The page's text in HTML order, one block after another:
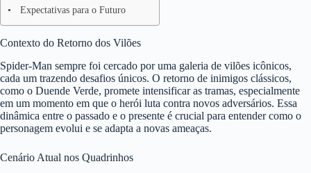
Expectativas para o Futuro
Contexto do Retorno dos Vilões
Spider-Man sempre foi cercado por uma galeria de vilões icônicos,
cada um trazendo desafios únicos. O retorno de inimigos clássicos,
como o Duende Verde, promete intensificar as tramas, especialmente
em um momento em que o herói luta contra novos adversários. Essa
dinâmica entre o passado e o presente é crucial para entender como o
personagem evolui e se adapta a novas ameaças.
Cenário Atual nos Quadrinhos